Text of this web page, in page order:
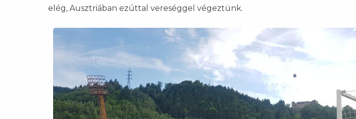
elég, Ausztriában ezúttal vereséggel végeztünk.